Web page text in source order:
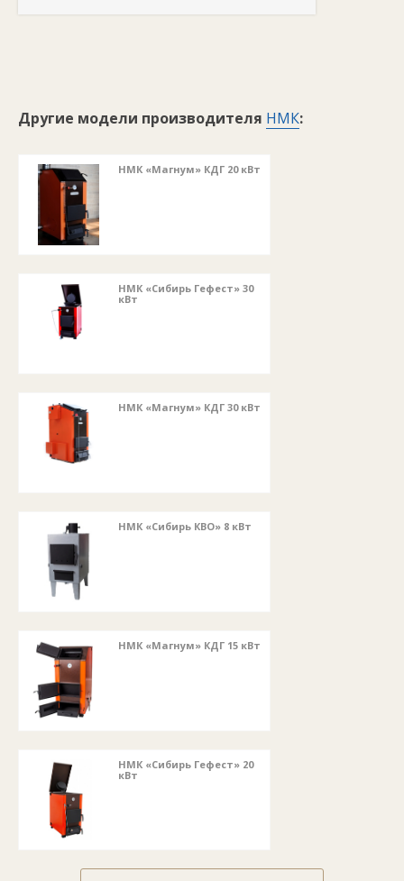
Другие модели производителя НМК:
НМК «Магнум» КДГ 20 кВт
НМК «Сибирь Гефест» 30
кВт
НМК «Магнум» КДГ 30 кВт
НМК «Сибирь КВО» 8 кВт
НМК «Магнум» КДГ 15 кВт
НМК «Сибирь Гефест» 20
кВт